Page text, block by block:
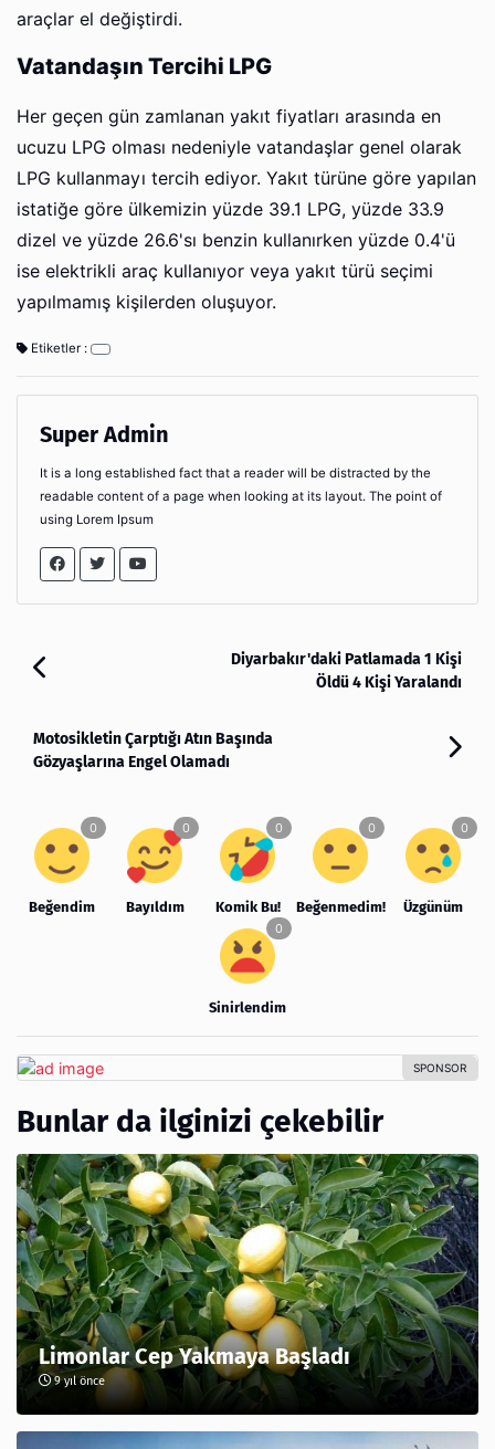
araçlar el değiştirdi.
Vatandaşın Tercihi LPG
Her geçen gün zamlanan yakıt fiyatları arasında en
ucuzu LPG olması nedeniyle vatandaşlar genel olarak
LPG kullanmayı tercih ediyor. Yakıt türüne göre yapılan
istatiğe göre ülkemizin yüzde 39.1 LPG, yüzde 33.9
dizel ve yüzde 26.6'sı benzin kullanırken yüzde 0.4'ü
ise elektrikli araç kullanıyor veya yakıt türü seçimi
yapılmamış kişilerden oluşuyor.
Etiketler :
Super Admin
It is a long established fact that a reader will be distracted by the
readable content of a page when looking at its layout. The point of
using Lorem Ipsum
Diyarbakır'daki Patlamada 1 Kişi
Öldü 4 Kişi Yaralandı
Motosikletin Çarptığı Atın Başında
Gözyaşlarına Engel Olamadı
Beğendim Bayıldım Komik Bu! Beğenmedim! Üzgünüm
Sinirlendim
Bunlar da ilginizi çekebilir
Limonlar Cep Yakmaya Başladı
9 yıl önce